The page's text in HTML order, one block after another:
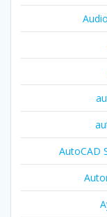
AutoCAD